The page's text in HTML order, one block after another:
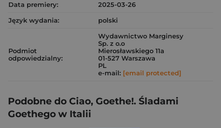
Data premiery:
2025-03-26
Język wydania:
polski
Podmiot
odpowiedzialny:
Wydawnictwo Marginesy
Sp. z o.o
Mierosławskiego 11a
01-527 Warszawa
PL
e-mail: [email protected]
Podobne do Ciao, Goethe!. Śladami
Goethego w Italii